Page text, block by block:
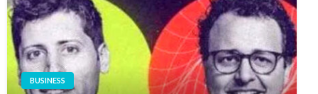
BUSINESS